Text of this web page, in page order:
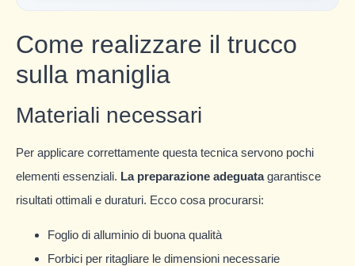
Come realizzare il trucco
sulla maniglia
Materiali necessari
Per applicare correttamente questa tecnica servono pochi
elementi essenziali. La preparazione adeguatagarantisce
risultati ottimali e duraturi. Ecco cosa procurarsi:
Foglio di alluminio di buona qualità
Forbici per ritagliare le dimensioni necessarie